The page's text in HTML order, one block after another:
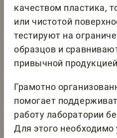
качеством пластика,
или чистотой
тестируют на
образцов и
привычной
Грамотно
помогает
работу лаборатории
Для этого необходимо